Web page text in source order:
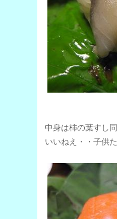
中身は柿の葉すし
いいねえ・・子供